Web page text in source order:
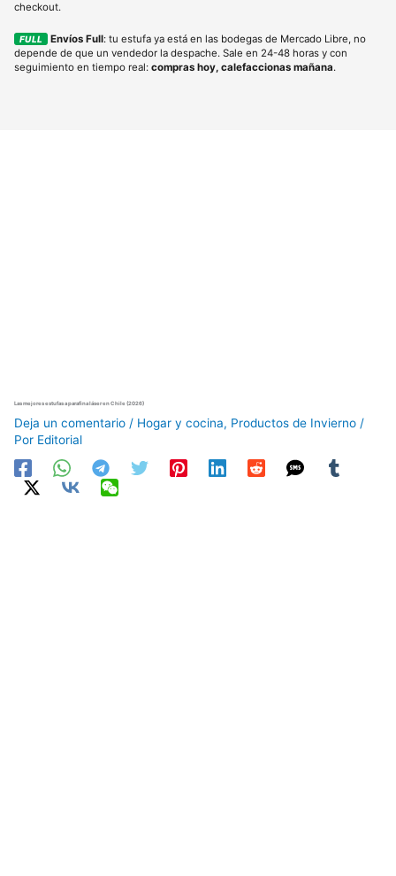
checkout.
FULL Envíos Full: tu estufa ya está en las bodegas de Mercado Libre, no
depende de que un vendedor la despache. Sale en 24-48 horas y con
seguimiento en tiempo real: compras hoy, calefaccionas mañana.
Las mejores estufas a parafina láser en Chile (2026)
Deja un comentario / Hogar y cocina, Productos de Invierno /
Por Editorial